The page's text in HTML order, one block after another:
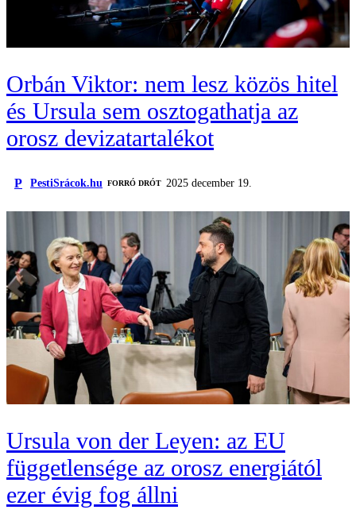
Orbán Viktor: nem lesz közös hitel
és Ursula sem osztogathatja az
orosz devizatartalékot
P PestiSrácok.hu FORRÓ DRÓT 2025 december 19.
Ursula von der Leyen: az EU
függetlensége az orosz energiától
ezer évig fog állni